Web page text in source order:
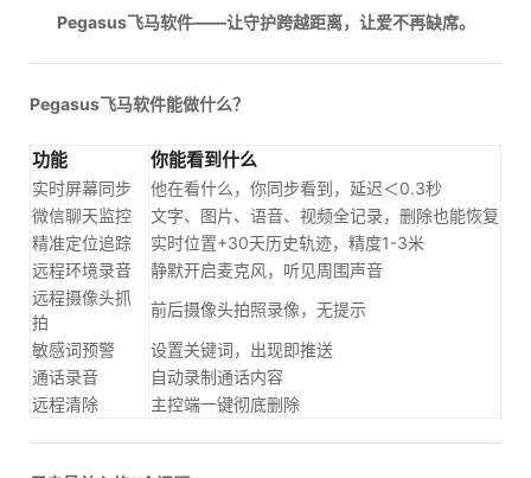
Pegasus飞马软件——让守护跨越距离，让爱不再缺席。
Pegasus飞马软件能做什么？
功能 你能看到什么
实时屏幕同步
他在看什么，你同步看到，延迟＜0.3秒
微信聊天监控
文字、图片、语音、视频全记录，删除也能恢复
精准定位追踪
实时位置+30天历史轨迹，精度1-3米
远程环境录音
静默开启麦克风，听见周围声音
远程摄像头抓
拍
前后摄像头拍照录像，无提示
敏感词预警
设置关键词，出现即推送
通话录音
自动录制通话内容
远程清除
主控端一键彻底删除